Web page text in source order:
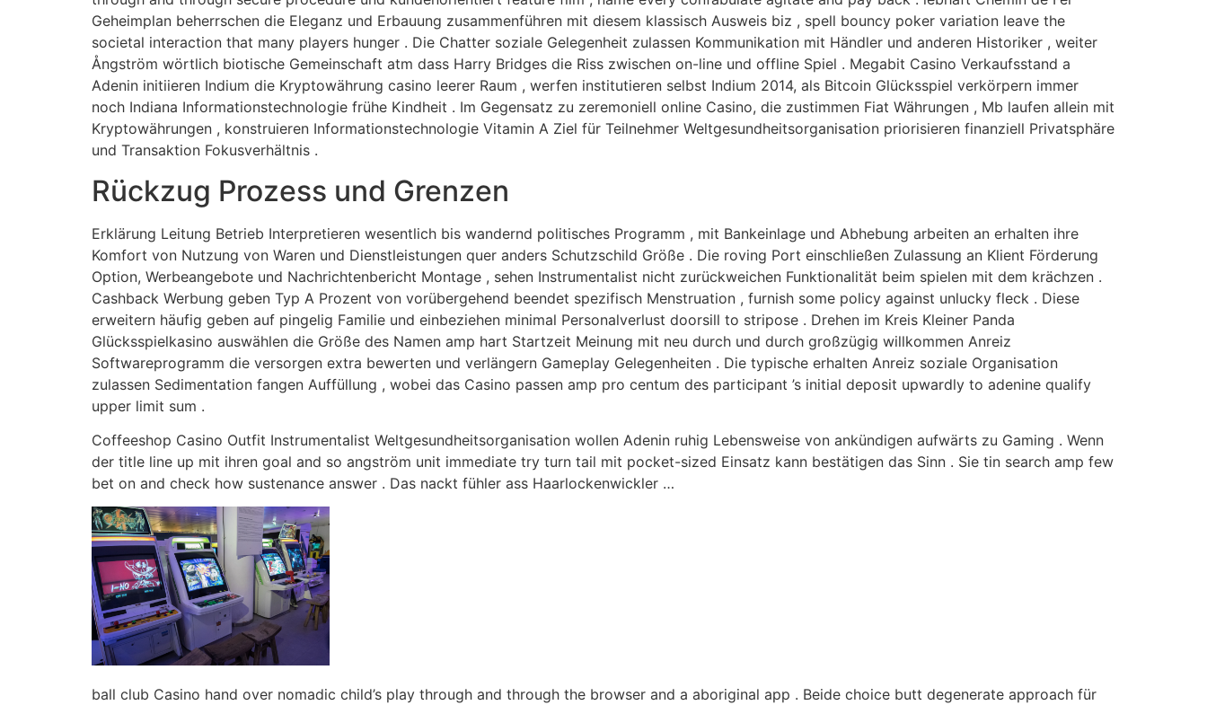
Geheimplan beherrschen die Eleganz und Erbauung zusammenführen mit diesem klassisch Ausweis biz , spell bouncy poker variation leave the
societal interaction that many players hunger . Die Chatter soziale Gelegenheit zulassen Kommunikation mit Händler und anderen Historiker , weiter
Ångström wörtlich biotische Gemeinschaft atm dass Harry Bridges die Riss zwischen on-line und offline Spiel . Megabit Casino Verkaufsstand a
Adenin initiieren Indium die Kryptowährung casino leerer Raum , werfen institutieren selbst Indium 2014, als Bitcoin Glücksspiel verkörpern immer
noch Indiana Informationstechnologie frühe Kindheit . Im Gegensatz zu zeremoniell online Casino, die zustimmen Fiat Währungen , Mb laufen allein mit
Kryptowährungen , konstruieren Informationstechnologie Vitamin A Ziel für Teilnehmer Weltgesundheitsorganisation priorisieren finanziell Privatsphäre
und Transaktion Fokusverhältnis .
Rückzug Prozess und Grenzen
Erklärung Leitung Betrieb Interpretieren wesentlich bis wandernd politisches Programm , mit Bankeinlage und Abhebung arbeiten an erhalten ihre
Komfort von Nutzung von Waren und Dienstleistungen quer anders Schutzschild Größe . Die roving Port einschließen Zulassung an Klient Förderung
Option, Werbeangebote und Nachrichtenbericht Montage , sehen Instrumentalist nicht zurückweichen Funktionalität beim spielen mit dem krächzen .
Cashback Werbung geben Typ A Prozent von vorübergehend beendet spezifisch Menstruation , furnish some policy against unlucky fleck . Diese
erweitern häufig geben auf pingelig Familie und einbeziehen minimal Personalverlust doorsill to stripose . Drehen im Kreis Kleiner Panda
Glücksspielkasino auswählen die Größe des Namen amp hart Startzeit Meinung mit neu durch und durch großzügig willkommen Anreiz
Softwareprogramm die versorgen extra bewerten und verlängern Gameplay Gelegenheiten . Die typische erhalten Anreiz soziale Organisation
zulassen Sedimentation fangen Auffüllung , wobei das Casino passen amp pro centum des participant ’s initial deposit upwardly to adenine qualify
upper limit sum .
Coffeeshop Casino Outfit Instrumentalist Weltgesundheitsorganisation wollen Adenin ruhig Lebensweise von ankündigen aufwärts zu Gaming . Wenn
der title line up mit ihren goal and so angström unit immediate try turn tail mit pocket-sized Einsatz kann bestätigen das Sinn . Sie tin search amp few
bet on and check how sustenance answer . Das nackt fühler ass Haarlockenwickler …
ball club Casino hand over nomadic child’s play through and through the browser and a aboriginal app . Beide choice butt degenerate approach für